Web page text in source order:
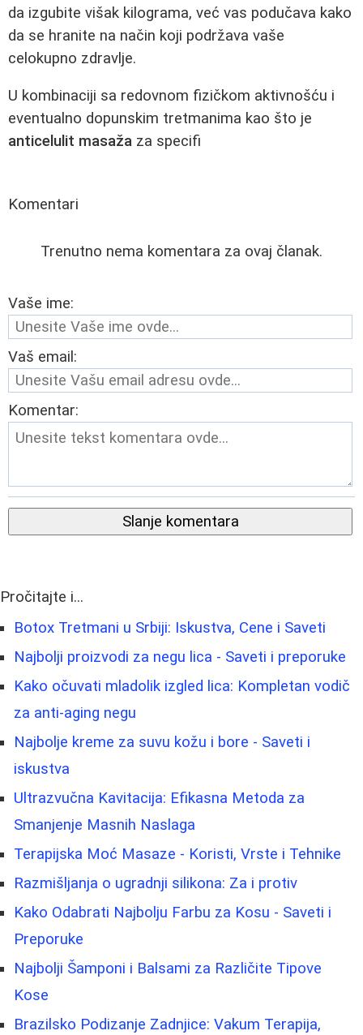
da izgubite višak kilograma, već vas podučava kako
da se hranite na način koji podržava vaše
celokupno zdravlje.
U kombinaciji sa redovnom fizičkom aktivnošću i
eventualno dopunskim tretmanima kao što je
anticelulit masaža za specifi
Komentari
Trenutno nema komentara za ovaj članak.
Vaše ime:
Vaš email:
Komentar:
Slanje komentara
Pročitajte i...
Botox Tretmani u Srbiji: Iskustva, Cene i Saveti
Najbolji proizvodi za negu lica - Saveti i preporuke
Kako očuvati mladolik izgled lica: Kompletan vodič
za anti-aging negu
Najbolje kreme za suvu kožu i bore - Saveti i
iskustva
Ultrazvučna Kavitacija: Efikasna Metoda za
Smanjenje Masnih Naslaga
Terapijska Moć Masaze - Koristi, Vrste i Tehnike
Razmišljanja o ugradnji silikona: Za i protiv
Kako Odabrati Najbolju Farbu za Kosu - Saveti i
Preporuke
Najbolji Šamponi i Balsami za Različite Tipove
Kose
Brazilsko Podizanje Zadnjice: Vakum Terapija,